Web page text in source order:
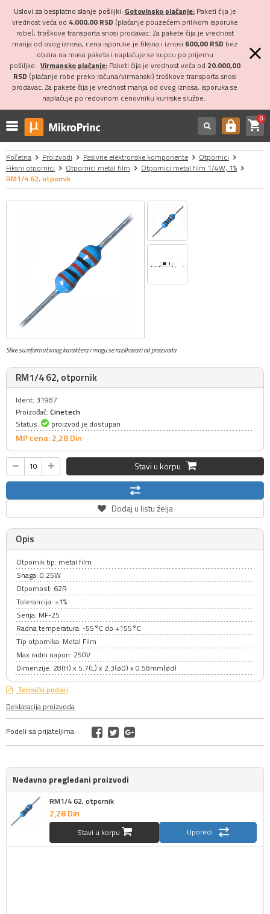
Uslovi za besplatno slanje pošiljki: Gotovinsko plaćanje:Paketi čija je
vrednost veća od 4.000,00 RSD (plaćanje pouzećem prilikom isporuke
robe), troškove transporta snosi prodavac. Za pakete čija je vrednost
manja od ovog iznosa, cena isporuke je fiksna i iznosi 600,00 RSD bez
obzira na masu paketa i naplaćuje se kupcu po prijemu
pošiljke. Virmansko plaćanje:Paketi čija je vrednost veća od 20.000,00
RSD (plaćanje robe preko računa/virmanski) troškove transporta snosi
prodavac. Za pakete čija je vrednost manja od ovog iznosa, isporuka se
naplaćuje po redovnom cenovniku kurirske službe.
https shopping_cart0
Početna Proizvodi Pasivne elektronske komponente
Otpornici
Fiksni otpornici
Otpornici metal film
Otpornici metal film 1/4W, 1%
RM1/4 62, otpornik
Slike su informativnog karaktera i mogu se razlikovati od proizvoda
RM1/4 62, otpornik
Ident: 31987
Proizođač: Cinetech
Status:
proizvod je dostupan
MP cena: 2,28Din
Stavi u korpu
Dodaj u listu želja
Opis
Otpornik tip: metal film
Snaga: 0.25W
Otpornost: 62R
Tolerancija: ±1%
Serija: MF-25
Radna temperatura: -55°C do +155°C
Tip otpornika: Metal Film
Max radni napon: 250V
Dimenzije: 28(H) x 5.7(L) x 2.3(øD) x 0.58mm(ød)
Tehnički podaci
Deklaracija proizvoda
Podeli sa prijateljima:
Nedavno pregledani proizvodi
RM1/4 62, otpornik
2,28Din
Stavi u korpu Uporedi